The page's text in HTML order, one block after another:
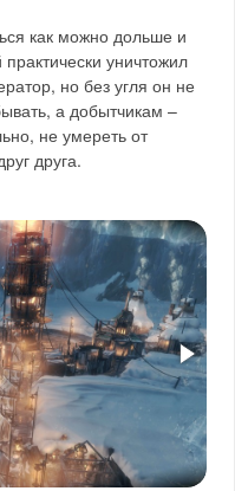
как можно дольше и
уничтожил
но без угля он не
а добытчикам –
не умереть от
друга.